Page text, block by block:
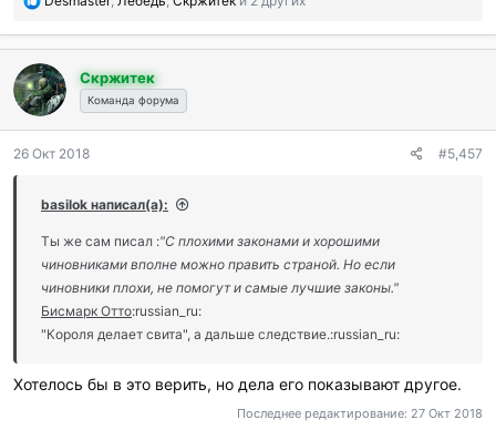
б
л
а
г
о
а
и
и
:
Скржитек
Команда форума
26 Окт 2018 #5,457
basilok написал(а):
Ты же сам писал :"С плохими законами и хорошими
чиновниками вполне можно править страной. Но если
чиновники плохи, не помогут и самые лучшие законы."
Бисмарк Отто:russian_ru:
"Короля делает свита", а дальше следствие.:russian_ru:
Хотелось бы в это верить, но дела его показывают другое.
Последнее редактирование: 27 Окт 2018